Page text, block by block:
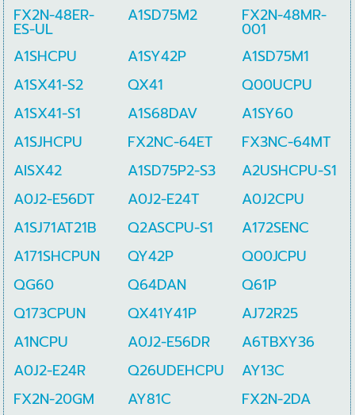
FX2N-48ER-
ES-UL
A1SD75M2 FX2N-48MR-
001
A1SHCPU
A1SY42P
A1SD75M1
A1SX41-S2
QX41
Q00UCPU
A1SX41-S1
A1S68DAV
A1SY60
A1SJHCPU
FX2NC-64ET
FX3NC-64MT
AISX42
A1SD75P2-S3
A2USHCPU-S1
A0J2-E56DT
A0J2-E24T
A0J2CPU
A1SJ71AT21B
Q2ASCPU-S1
A172SENC
A171SHCPUN
QY42P
Q00JCPU
QG60
Q64DAN
Q61P
Q173CPUN
QX41Y41P
AJ72R25
A1NCPU
A0J2-E56DR
A6TBXY36
A0J2-E24R
Q26UDEHCPU
AY13C
FX2N-20GM
AY81C
FX2N-2DA